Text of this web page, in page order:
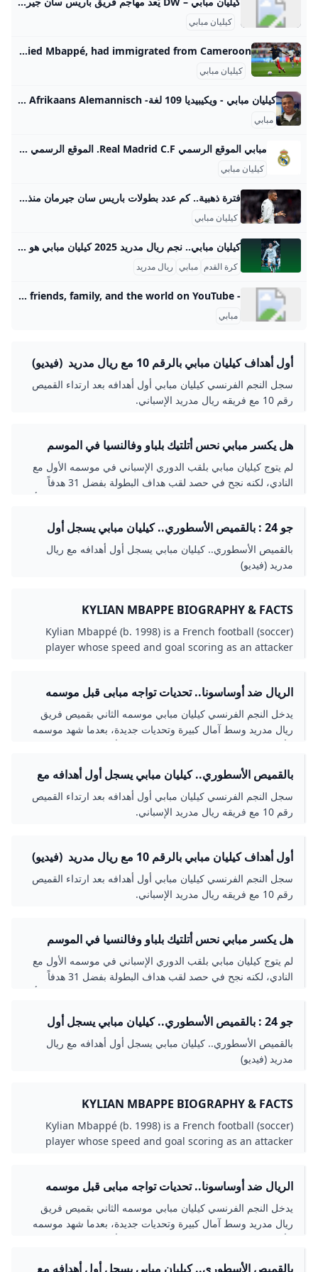
كيليان مبابي
Kylian Mbappe Biography & Facts Britannica Kylian Mbappé (b. 1998) is a French football (soccer) player whose speed and goal scoring as an attacker have made him a dominant force in European club competition. In 2022 he became the first player in football history to score four goals in his World Cup finals appearances. Kylian Mbappé was born in Paris and grew up in Bondy, one of the Parisian suburbs (banlieues) with working-class, mostly immigrant residents. His mother, Fayza Lamari, is of Algerian descent, and his father, Wilfried Mbappé, had immigrated from Cameroon.
كيليان مبابي
كيليان مبابي - ويكيبيديا 109 لغة- Afrikaans Alemannisch الدارجة مصرى অসমীয়া Asturianu Azərbaycanca تۆرکجه Basa Bali Беларуская Беларуская (тар
مبابي
مبابي الموقع الرسمي Real Madrid C.F. الموقع الرسمي الذي ستستمتع فيه بأفضل لحظات مبابي، لاعب الفريق الأول لكرة القدم في ريال مدريد، مع الإحصائيات والصور ومقاطع الفيديو. مهاجم الاسم الكامل كيليان مبابي مكان الميلاد باريس (فرنسا) تاريخ الميلاد 20/12/1998 الوزن 75 kg الطول 1,78 m الاسم الكامل كيليان مبابي مكان الميلاد باريس (فرنسا) تاريخ الميلاد 20/12/1998 الوزن 75 kg الطول 1,78 m ريال مدريد2024-باريس سان جيرمان2017-2024موناكو2013-20171كأس العالم للأندية1كأس السوبر الأوروبي1كأس العالم للمنتخبات1دوري الأمم الأوروبية7الدوري الفرنسي4كأس فرنسا5كأس السوبر الفرنسي2كأس الرابطة الفرنسية1بطولة أمم أوروبا تحت 19 سنة4التشكيل المثالي FIFA FIFPro1جائزة الفتى الذهبي2025-2026
كيليان مبابي
فترة ذهبية.. كم عدد بطولات باريس سان جيرمان منذ رحيل مبابي؟ إرم نيوز منذ رحيل كيليان مبابي عن باريس سان جيرمان وانتقاله إلى ريال مدريد في صيف 2024، دخل النادي الباريسي حقبة هي الأكثر نجاحًا في تاريخه من حيث عدد البطولات 1/ دوري أبطال أوروبا 2024-2025، وهو الأول في تاريخ النادي. 2/ كأس السوبر الأوروبي 2025، بعد الفوز على توتنهام هوتسبير بركلات الترجيح. 3/ الدوري الفرنسي موسم 2024-2025. 4/ كأس فرنسا في موسم 2024-2025. 5/ أضاف الفريق لقب كأس السوبر الفرنسي في 2025، محققًا ثلاثية محلية تاريخية في موسم 2024-2025.
كيليان مبابي
كيليان مبابي.. نجم ريال مدريد 2025 كيليان مبابي هو نجم كرة القدم الفرنسي ولاعب فريق ريال مدريد، وُلد في 20 ديسمبر 1998. يُعتبر مبابي من أبرز وأسرع اللاعبين في العالم، وحقق نجاحات كبيرة في مسيرته الكروية، حيث يُعرف بمهاراته الفائقة في المراوغة والتسديد والسرعة، وقد ساهم بشكل كبير في العديد من البطولات على المستوى الوطني والدولي. كما يُعتبر واحدًا من أصغر اللاعبين الذين سجلوا في نهائيات كأس العالم وحققوا لقب البطولة مع منتخب فرنسا. في عام 2025 تعرض مبابي لوعكة صحية حادة نتيجة إصابته بالتهاب المعدة والأمعاء الحاد، المعروف باسم التهاب المعدة (gastroenteritis)، مما أدى إلى دخوله المستشفى لفترة قصيرة.
كرة القدم مبابي ريال مدريد
- YouTube Enjoy the videos and music you love, upload original content, and share it all with friends, family, and the world on YouTube.
مبابي
أول أهداف كيليان مبابي بالرقم 10 مع ريال مدريد (فيديو)
إرم نيوز
سجل النجم الفرنسي كيليان مبابي أول أهدافه بعد ارتداء القميص
رقم 10 مع فريقه ريال مدريد الإسباني.
هل يكسر مبابي نحس أتلتيك بلباو وفالنسيا في الموسم
الجديد؟! - الاتحاد للأخبار
لم يتوج كيليان مبابي بلقب الدوري الإسباني في موسمه الأول مع
النادي، لكنه نجح في حصد لقب هداف البطولة بفضل 31 هدفاً
الثانية للفوز بلقب الدور
جو 24 : بالقميص الأسطوري.. كيليان مبابي يسجل أول
أهدافه مع ريال مدريد (فيديو)
بالقميص الأسطوري.. كيليان مبابي يسجل أول أهدافه مع ريال
مدريد (فيديو)
KYLIAN MBAPPE BIOGRAPHY & FACTS
BRITANNICA
Kylian Mbappé (b. 1998) is a French football (soccer)
player whose speed and goal scoring as an attacker
football history to score four goals in his World Cup
finals appearances.
الريال ضد أوساسونا.. تحديات تواجه مبابى قبل موسمه
الثانى مع الملكى - اليوم السابع
يدخل النجم الفرنسي كيليان مبابي موسمه الثاني بقميص فريق
ريال مدريد وسط آمال كبيرة وتحديات جديدة، بعدما شهد موسمه
بالقميص الأسطوري.. كيليان مبابي يسجل أول أهدافه مع
ريال مدريد - وكالة خبر الفلسطينية للصحافة
سجل النجم الفرنسي كيليان مبابي أول أهدافه بعد ارتداء القميص
رقم 10 مع فريقه ريال مدريد الإسباني.
أول أهداف كيليان مبابي بالرقم 10 مع ريال مدريد (فيديو)
إرم نيوز
سجل النجم الفرنسي كيليان مبابي أول أهدافه بعد ارتداء القميص
رقم 10 مع فريقه ريال مدريد الإسباني.
هل يكسر مبابي نحس أتلتيك بلباو وفالنسيا في الموسم
الجديد؟! - الاتحاد للأخبار
لم يتوج كيليان مبابي بلقب الدوري الإسباني في موسمه الأول مع
النادي، لكنه نجح في حصد لقب هداف البطولة بفضل 31 هدفاً
الثانية للفوز بلقب الدور
جو 24 : بالقميص الأسطوري.. كيليان مبابي يسجل أول
أهدافه مع ريال مدريد (فيديو)
بالقميص الأسطوري.. كيليان مبابي يسجل أول أهدافه مع ريال
مدريد (فيديو)
KYLIAN MBAPPE BIOGRAPHY & FACTS
BRITANNICA
Kylian Mbappé (b. 1998) is a French football (soccer)
player whose speed and goal scoring as an attacker
football history to score four goals in his World Cup
finals appearances.
الريال ضد أوساسونا.. تحديات تواجه مبابى قبل موسمه
الثانى مع الملكى - اليوم السابع
يدخل النجم الفرنسي كيليان مبابي موسمه الثاني بقميص فريق
ريال مدريد وسط آمال كبيرة وتحديات جديدة، بعدما شهد موسمه
بالقميص الأسطوري.. كيليان مبابي يسجل أول أهدافه مع